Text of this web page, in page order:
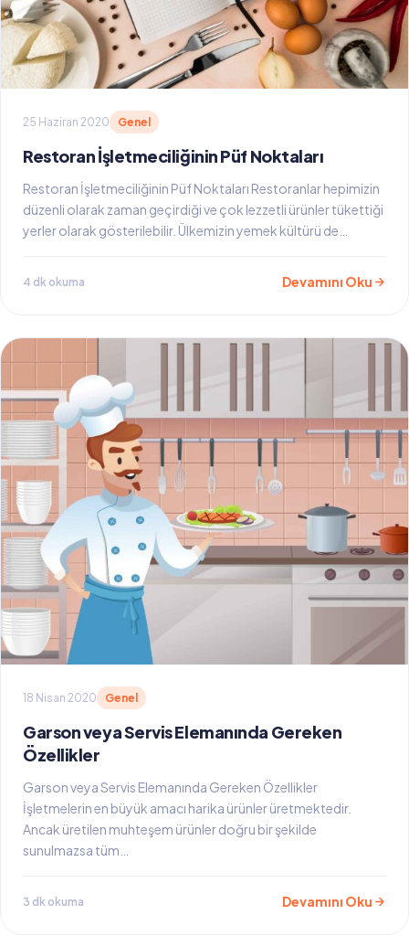
25 Haziran 2020 Genel
Restoran İşletmeciliğinin Püf Noktaları
Restoran İşletmeciliğinin Püf Noktaları Restoranlar hepimizin
düzenli olarak zaman geçirdiği ve çok lezzetli ürünler tükettiği
yerler olarak gösterilebilir. Ülkemizin yemek kültürü de…
4 dk okuma Devamını Oku
18 Nisan 2020 Genel
Garson veya Servis Elemanında Gereken
Özellikler
Garson veya Servis Elemanında Gereken Özellikler
İşletmelerin en büyük amacı harika ürünler üretmektedir.
Ancak üretilen muhteşem ürünler doğru bir şekilde
sunulmazsa tüm…
3 dk okuma Devamını Oku